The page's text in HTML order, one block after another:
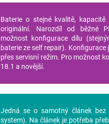
Baterie o stejné kvalitě,
originální. Narozdíl od běžné
možnost konfigurace dílu
baterie ze self repair). Konfigurace
přes servisní režim. Pro možnost
18.1 a novější.
Jedná se o samotný článek bez
system). Na článek je potřeba